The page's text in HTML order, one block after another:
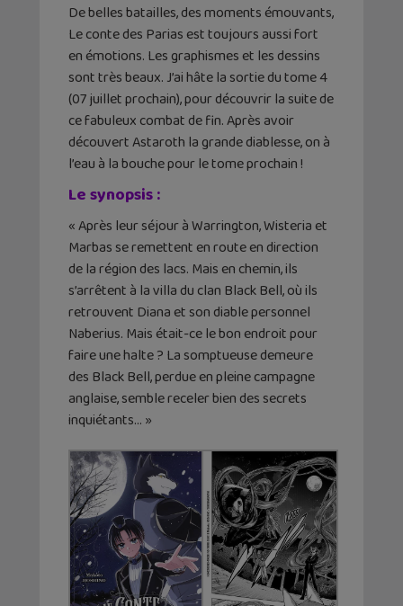
De belles batailles, des moments émouvants,
Le conte des Parias est toujours aussi fort
en émotions. Les graphismes et les dessins
sont très beaux. J’ai hâte la sortie du tome 4
(07 juillet prochain), pour découvrir la suite de
ce fabuleux combat de fin. Après avoir
découvert Astaroth la grande diablesse, on à
l’eau à la bouche pour le tome prochain !
Le synopsis :
« Après leur séjour à Warrington, Wisteria et
Marbas se remettent en route en direction
de la région des lacs. Mais en chemin, ils
s’arrêtent à la villa du clan Black Bell, où ils
retrouvent Diana et son diable personnel
Naberius. Mais était-ce le bon endroit pour
faire une halte ? La somptueuse demeure
des Black Bell, perdue en pleine campagne
anglaise, semble receler bien des secrets
inquiétants… »